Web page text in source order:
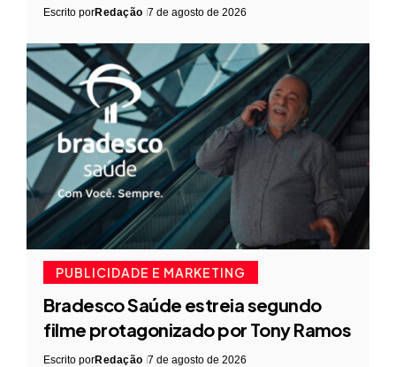
Escrito porRedação 7 de agosto de 2026
PUBLICIDADE E MARKETING
Bradesco Saúde estreia segundo
filme protagonizado por Tony Ramos
Escrito porRedação 7 de agosto de 2026